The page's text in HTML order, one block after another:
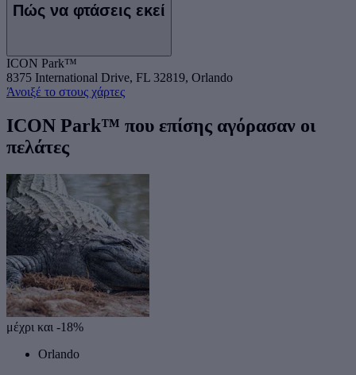
Πώς να φτάσεις εκεί
ICON Park™
8375 International Drive, FL 32819, Orlando
Άνοιξέ το στους χάρτες
ICON Park™ που επίσης αγόρασαν οι
πελάτες
μέχρι και -18%
Orlando